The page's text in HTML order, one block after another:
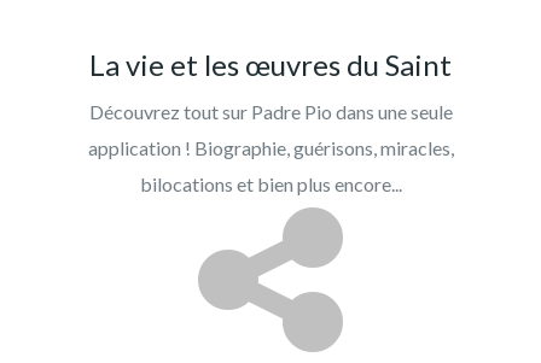
La vie et les œuvres du Saint
Découvrez tout sur Padre Pio dans une seule
application ! Biographie, guérisons, miracles,
bilocations et bien plus encore...